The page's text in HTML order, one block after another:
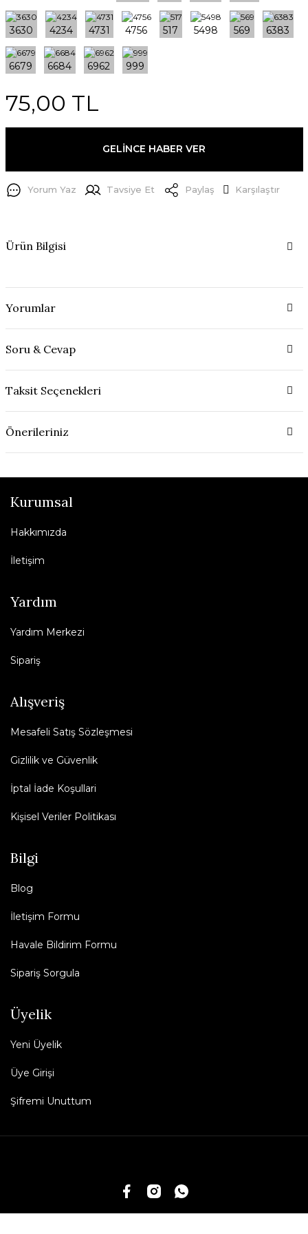
75,00 TL
GELİNCE HABER VER
Yorum Yaz Tavsiye Et Paylaş Karşılaştır
Ürün Bilgisi
Yorumlar
Soru & Cevap
Taksit Seçenekleri
Önerileriniz
Kurumsal
Hakkımızda
İletişim
Yardım
Yardım Merkezi
Sipariş
Alışveriş
Mesafeli Satış Sözleşmesi
Gizlilik ve Güvenlik
İptal İade Koşullari
Kişisel Veriler Politikası
Bilgi
Blog
İletişim Formu
Havale Bildirim Formu
Sipariş Sorgula
Üyelik
Yeni Üyelik
Üye Girişi
Şifremi Unuttum